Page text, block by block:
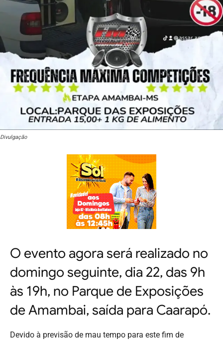
Divulgação
O evento agora será realizado no
domingo seguinte, dia 22, das 9h
às 19h, no Parque de Exposições
de Amambai, saída para Caarapó.
Devido à previsão de mau tempo para este fim de